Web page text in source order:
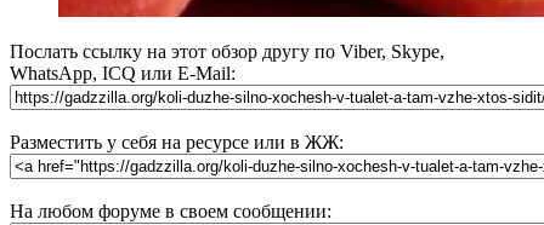
Послать ссылку на этот обзор другу по Viber, Skype,
WhatsApp, ICQ или E-Mail:
Разместить у себя на ресурсе или в ЖЖ:
На любом форуме в своем сообщении: